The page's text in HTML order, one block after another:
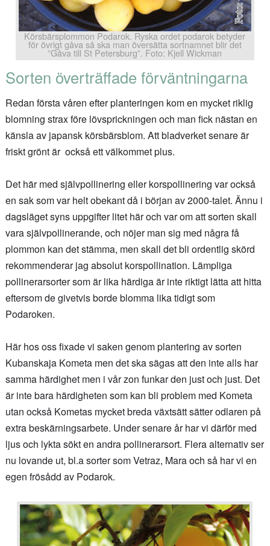
Körsbärsplommon Podarok. Ryska ordet podarok betyder
för övrigt gåva så ska man översätta sortnamnet blir det
”Gåva till St Petersburg”. Foto: Kjell Wickman
Sorten överträffade förväntningarna
Redan första våren efter planteringen kom en mycket riklig
blomning strax före lövsprickningen och man fick nästan en
känsla av japansk körsbärsblom. Att bladverket senare är
friskt grönt är också ett välkommet plus.
Det här med självpollinering eller korspollinering var också
en sak som var helt obekant då i början av 2000-talet. Ännu i
dagsläget syns uppgifter litet här och var om att sorten skall
vara självpollinerande, och nöjer man sig med några få
plommon kan det stämma, men skall det bli ordentlig skörd
rekommenderar jag absolut korspollination. Lämpliga
pollinerarsorter som är lika härdiga är inte riktigt lätta att hitta
eftersom de givetvis borde blomma lika tidigt som
Podaroken.
Här hos oss fixade vi saken genom plantering av sorten
Kubanskaja Kometa men det ska sägas att den inte alls har
samma härdighet men i vår zon funkar den just och just. Det
är inte bara härdigheten som kan bli problem med Kometa
utan också Kometas mycket breda växtsätt sätter odlaren på
extra beskärningsarbete. Under senare år har vi därför med
ljus och lykta sökt en andra pollinerarsort. Flera alternativ ser
nu lovande ut, bl.a sorter som Vetraz, Mara och så har vi en
egen frösådd av Podarok.